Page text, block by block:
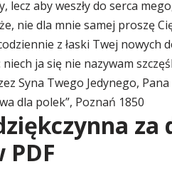
lecz aby weszły do serca
nie dla mnie samej proszę
z łaski Twej nowych
ja się nie nazywam
Syna Twego Jedynego,
dla polek”, Poznań 1850
za
PDF